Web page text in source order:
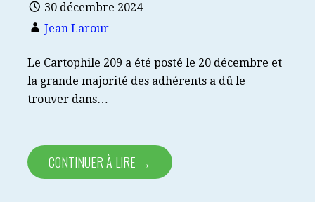
30 décembre 2024
Jean Larour
Le Cartophile 209 a été posté le 20 décembre et
la grande majorité des adhérents a dû le
trouver dans…
CONTINUER À LIRE →